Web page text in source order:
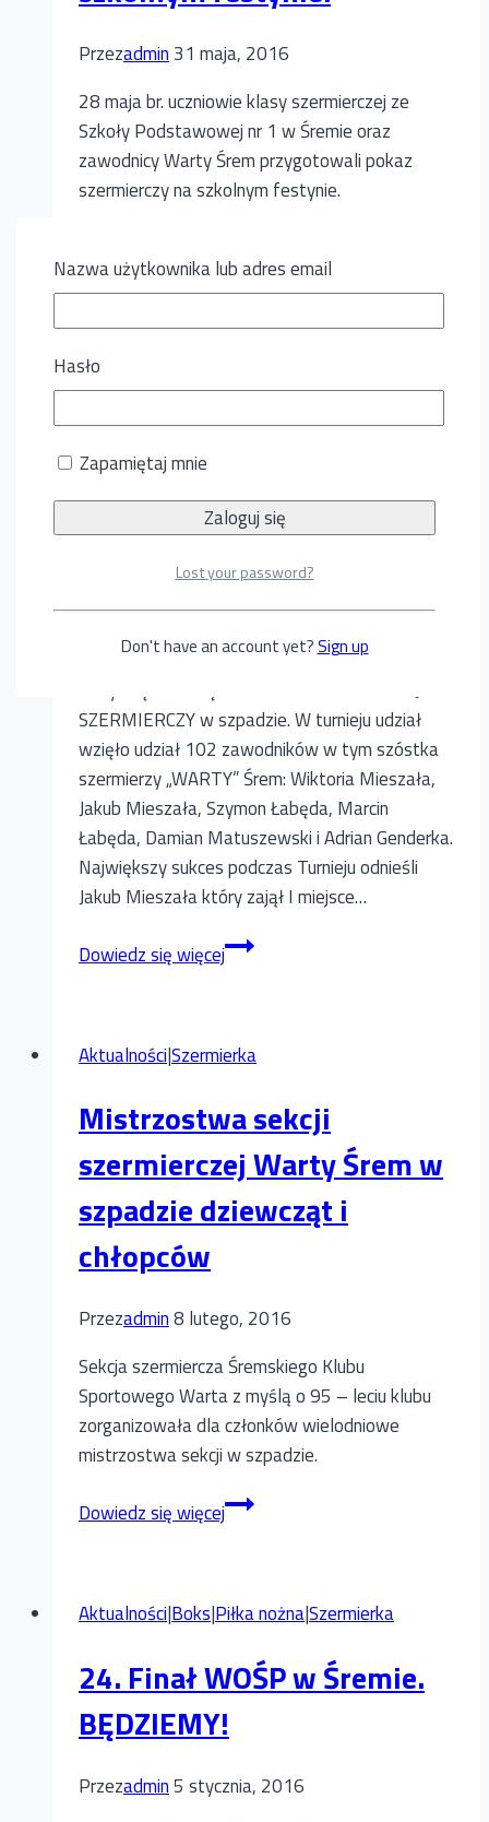
Szermierczego
Floretem
do
Gwiazd”
Przezadmin31 maja, 2016
28 maja br. uczniowie klasy szermierczej ze
Szkoły Podstawowej nr 1 w Śremie oraz
zawodnicy Warty Śrem przygotowali pokaz
szermierczy na szkolnym festynie.
pokaz
na
szkolnym
podium w XVI
Międzynarodowym Turnieju
Szermierczym
Przezadmin7 kwietnia, 2016
W dniach 2 – 3. 04. 2016 roku w Pobierowie
odbył się XVI MIĘDZYNARODOWY TURNIEJ
SZERMIERCZY w szpadzie. W turnieju udział
wzięło udział 102 zawodników w tym szóstka
szermierzy „WARTY” Śrem: Wiktoria Mieszała,
Jakub Mieszała, Szymon Łabęda, Marcin
Łabęda, Damian Matuszewski i Adrian Genderka.
Największy sukces podczas Turnieju odnieśli
Jakub Mieszała który zajął I miejsce…
Dowiedz się więcejSzpadziści
w
Międzynarodowym
Turnieju
Szermierczym
Aktualności|Szermierka
Mistrzostwa sekcji
szermierczej Warty Śrem w
szpadzie dziewcząt i
chłopców
Przezadmin8 lutego, 2016
Sekcja szermiercza Śremskiego Klubu
Sportowego Warta z myślą o 95 – leciu klubu
zorganizowała dla członków wielodniowe
mistrzostwa sekcji w szpadzie.
Dowiedz się więcejMistrzostwa
Śrem
szpadzie
dziewcząt
i
Aktualności|Boks|Piłka nożna|Szermierka
24. Finał WOŚP w Śremie.
BĘDZIEMY!
Przezadmin5 stycznia, 2016
Nazwa użytkownika lub adres email
Hasło
Zapamiętaj mnie
Lost your password?
Don't have an account yet?Sign up